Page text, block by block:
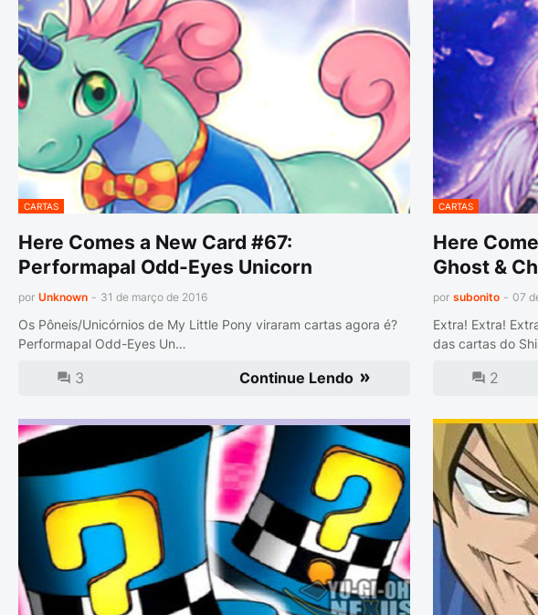
CARTAS
Here Comes a New Card #67:
Performapal Odd-Eyes Unicorn
por Unknown - 31 de março de 2016
Os Pôneis/Unicórnios de My Little Pony viraram cartas agora é?
Performapal Odd-Eyes Un…
3 Continue Lendo
CARTAS
Here
Ghost &
por subonito - 07
Extra! Extra!
das cartas do
2